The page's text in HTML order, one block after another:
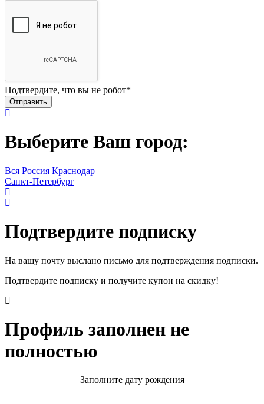
Подтвердите, что вы не робот*
Выберите Ваш город:
Вся Россия Краснодар
Санкт-Петербург
Подтвердите подписку
На вашу почту выслано письмо для подтверждения подписки.
Подтвердите подписку и получите купон на скидку!
Профиль заполнен не
полностью
Заполните дату рождения